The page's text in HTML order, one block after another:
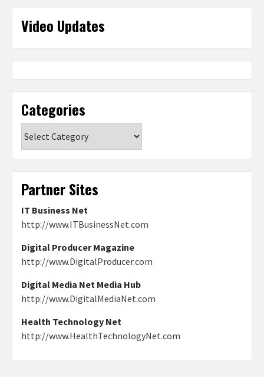
Video Updates
Categories
Partner Sites
IT Business Net
http://www.ITBusinessNet.com
Digital Producer Magazine
http://www.DigitalProducer.com
Digital Media Net Media Hub
http://www.DigitalMediaNet.com
Health Technology Net
http://www.HealthTechnologyNet.com